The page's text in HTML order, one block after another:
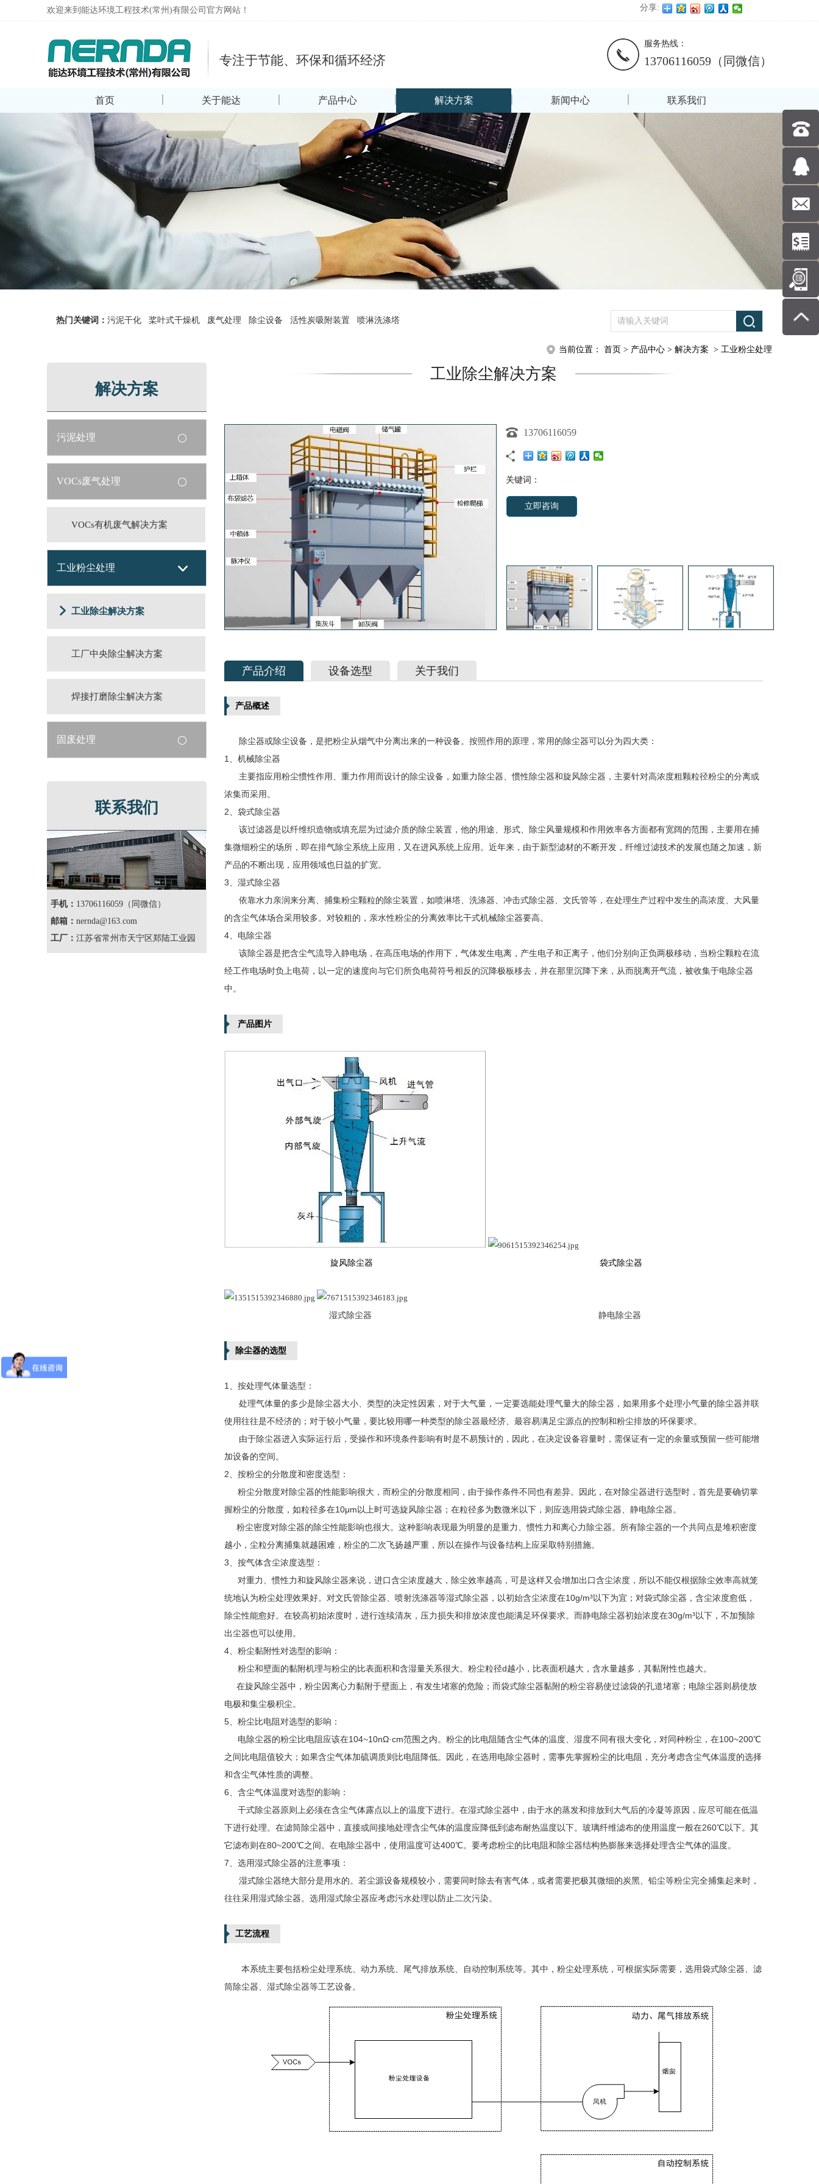
欢迎来到能达环境工程技术(常州)有限公司官方网站！ 分享:
专注于节能、环保和循环经济
服务热线：
13706116059（同微信）
首页 关于能达 产品中心 解决方案 新闻中心 联系我们
热门关键词： 污泥干化 桨叶式干燥机 废气处理 除尘设备 活性炭吸附装置 喷淋洗涤塔
当前位置 ： 首页 > 产品中心 > 解决方案 > 工业粉尘处理
解决方案
污泥处理
VOCs废气处理
VOCs有机废气解决方案
工业粉尘处理
工业除尘解决方案
工厂中央除尘解决方案
焊接打磨除尘解决方案
固废处理
联系我们
手机： 13706116059（同微信）
邮箱： nernda@163.com
工厂： 江苏省常州市天宁区郑陆工业园
工业除尘解决方案
13706116059
关键词：
立即咨询
产品介绍 设备选型 关于我们
产品概述
除尘器或除尘设备，是把粉尘从烟气中分离出来的一种设备。按照作用的原理，常用的除尘器可以分为四大类：
1、机械除尘器
主要指应用粉尘惯性作用、重力作用而设计的除尘设备，如重力除尘器、惯性除尘器和旋风除尘器，主要针对高浓度粗颗粒径粉尘的分离或
浓集而采用。
2、袋式除尘器
该过滤器是以纤维织造物或填充层为过滤介质的除尘装置，他的用途、形式、除尘风量规模和作用效率各方面都有宽阔的范围，主要用在捕
集微细粉尘的场所，即在排气除尘系统上应用，又在进风系统上应用。近年来，由于新型滤材的不断开发，纤维过滤技术的发展也随之加速，新
产品的不断出现，应用领域也日益的扩宽。
3、湿式除尘器
依靠水力亲润来分离、捕集粉尘颗粒的除尘装置，如喷淋塔、洗涤器、冲击式除尘器、文氏管等，在处理生产过程中发生的高浓度、大风量
的含尘气体场合采用较多。对较粗的，亲水性粉尘的分离效率比干式机械除尘器要高。
4、电除尘器
该除尘器是把含尘气流导入静电场，在高压电场的作用下，气体发生电离，产生电子和正离子，他们分别向正负两极移动，当粉尘颗粒在流
经工作电场时负上电荷，以一定的速度向与它们所负电荷符号相反的沉降极板移去，并在那里沉降下来，从而脱离开气流，被收集于电除尘器
中。
产品图片
旋风除尘器 袋式除尘器
湿式除尘器 静电除尘器
除尘器的选型
1、 按处理气体量选型：
处理气体量的多少是除尘器大小、类型的决定性因素，对于大气量，一定要选能处理气量大的除尘器，如果用多个处理小气量的除尘器并联
使用往往是不经济的；对于较小气量，要比较用哪一种类型的除尘器最经济、最容易满足尘源点的控制和粉尘排放的环保要求。
由于除尘器进入实际运行后，受操作和环境条件影响有时是不易预计的，因此，在决定设备容量时，需保证有一定的余量或预留一些可能增
加设备的空间。
2、按粉尘的分散度和密度选型：
粉尘分散度对除尘器的性能影响很大，而粉尘的分散度相同，由于操作条件不同也有差异。因此，在对除尘器进行选型时，首先是要确切掌
握粉尘的分散度，如粒径多在10μm以上时可选旋风除尘器；在粒径多为数微米以下，则应选用袋式除尘器、静电除尘器。
粉尘密度对除尘器的除尘性能影响也很大。这种影响表现最为明显的是重力、惯性力和离心力除尘器。所有除尘器的一个共同点是堆积密度
越小，尘粒分离捕集就越困难，粉尘的二次飞扬越严重，所以在操作与设备结构上应采取特别措施。
3、按气体含尘浓度选型：
对重力、惯性力和旋风除尘器来说，进口含尘浓度越大，除尘效率越高，可是这样又会增加出口含尘浓度，所以不能仅根据除尘效率高就笼
统地认为粉尘处理效果好。对文氏管除尘器、喷射洗涤器等湿式除尘器，以初始含尘浓度在10g/m³以下为宜；对袋式除尘器，含尘浓度愈低，
除尘性能愈好。在较高初始浓度时，进行连续清灰，压力损失和排放浓度也能满足环保要求。而静电除尘器初始浓度在30g/m³以下，不加预除
出尘器也可以使用。
4、粉尘黏附性对选型的影响：
粉尘和壁面的黏附机理与粉尘的比表面积和含湿量关系很大。粉尘粒径d越小，比表面积越大，含水量越多，其黏附性也越大。
在旋风除尘器中，粉尘因离心力黏附于壁面上，有发生堵塞的危险；而袋式除尘器黏附的粉尘容易使过滤袋的孔道堵塞；电除尘器则易使放
电极和集尘极积尘。
5、粉尘比电阻对选型的影响：
电除尘器的粉尘比电阻应该在104~10nΩ·cm范围之内。粉尘的比电阻随含尘气体的温度、湿度不同有很大变化，对同种粉尘，在100~200℃
之间比电阻值较大；如果含尘气体加硫调质则比电阻降低。因此，在选用电除尘器时，需事先掌握粉尘的比电阻，充分考虑含尘气体温度的选择
和含尘气体性质的调整。
6、含尘气体温度对选型的影响：
干式除尘器原则上必须在含尘气体露点以上的温度下进行。在湿式除尘器中，由于水的蒸发和排放到大气后的冷凝等原因，应尽可能在低温
下进行处理。在滤筒除尘器中，直接或间接地处理含尘气体的温度应降低到滤布耐热温度以下。玻璃纤维滤布的使用温度一般在260℃以下。其
它滤布则在80~200℃之间。在电除尘器中，使用温度可达400℃。要考虑粉尘的比电阻和除尘器结构热膨胀来选择处理含尘气体的温度。
7、选用湿式除尘器的注意事项：
湿式除尘器绝大部分是用水的。若尘源设备规模较小，需要同时除去有害气体，或者需要把极其微细的炭黑、铅尘等粉尘完全捕集起来时，
往往采用湿式除尘器。选用湿式除尘器应考虑污水处理以防止二次污染。
工艺流程
本系统主要包括粉尘处理系统、动力系统、尾气排放系统、自动控制系统等。其中，粉尘处理系统，可根据实际需要，选用袋式除尘器、滤
筒除尘器、湿式除尘器等工艺设备。
在线咨